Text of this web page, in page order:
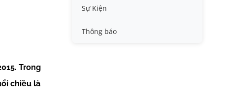
Trong
chiều là
Tin công tác sinh viên
Tin đào tạo
Sự Kiện
Thông báo